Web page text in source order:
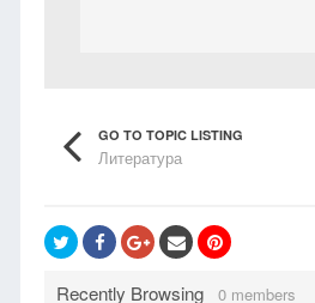
GO TO TOPIC LISTING
Литература
Recently Browsing 0 members